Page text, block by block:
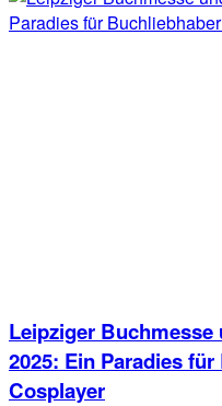
Leipziger
2025: Ein Paradies
Cosplayer